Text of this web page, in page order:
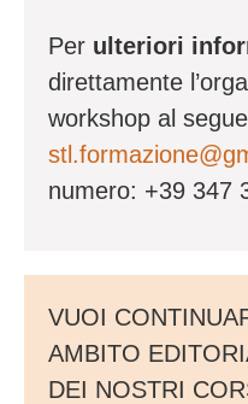
Per ulteriori
direttamente
workshop al
numero: +39 347
VUOI
AMBITO
DEI NOSTRI